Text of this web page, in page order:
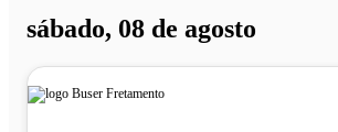
sábado, 08 de agosto